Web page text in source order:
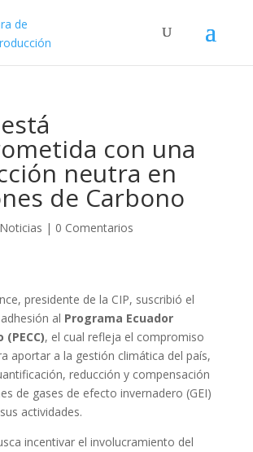
con una
neutra en
de Carbono
Noticias | 0 Comentarios
presidente de la CIP, suscribió el
al Programa Ecuador
(PECC), el cual refleja el compromiso
aportar a la gestión climática del país,
reducción y compensación
de gases de efecto invernadero (GEI)
actividades.
incentivar el involucramiento del